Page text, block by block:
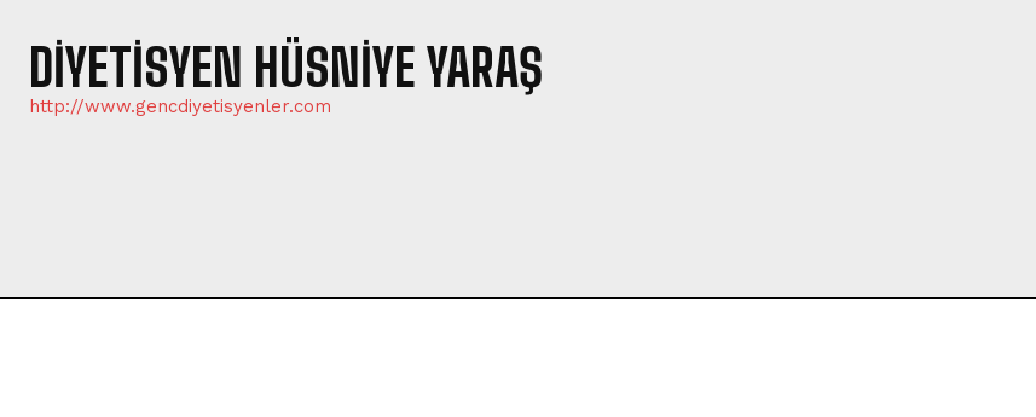
DIYETISYEN HÜSNIYE YARAŞ
http://www.gencdiyetisyenler.com